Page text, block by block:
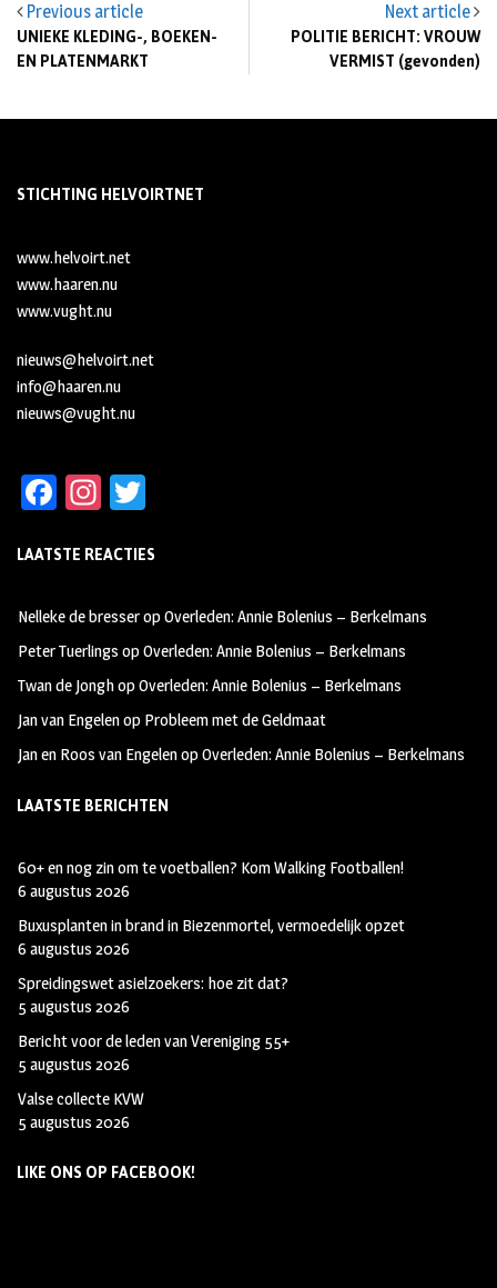
Previous article
UNIEKE KLEDING-, BOEKEN-
EN PLATENMARKT
Next article
POLITIE BERICHT: VROUW
VERMIST (gevonden)
STICHTING HELVOIRTNET
www.helvoirt.net
www.haaren.nu
www.vught.nu
nieuws@helvoirt.net
info@haaren.nu
nieuws@vught.nu
Fa
b
oo
k
In
ag
m
tt
LAATSTE REACTIES
Nelleke de bresseropOverleden: Annie Bolenius – Berkelmans
Peter Tuerlings opOverleden: Annie Bolenius – Berkelmans
Twan de JonghopOverleden: Annie Bolenius – Berkelmans
Jan van Engelenop Probleem met de Geldmaat
Jan en Roos van EngelenopOverleden: Annie Bolenius – Berkelmans
LAATSTE BERICHTEN
60+ en nog zin om te voetballen? Kom Walking Footballen!
6 augustus 2026
Buxusplanten in brand in Biezenmortel, vermoedelijk opzet
6 augustus 2026
Spreidingswet asielzoekers: hoe zit dat?
5 augustus 2026
Bericht voor de leden van Vereniging 55+
5 augustus 2026
Valse collecte KVW
5 augustus 2026
LIKE ONS OP FACEBOOK!